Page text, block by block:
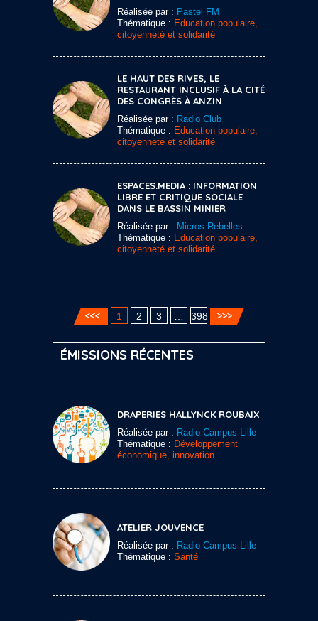
Réalisée par : Pastel FM
Thématique : Education populaire,
citoyenneté et solidarité
LE HAUT DES RIVES, LE
RESTAURANT INCLUSIF À LA CITÉ
DES CONGRÈS À ANZIN
Réalisée par : Radio Club
Thématique : Education populaire,
citoyenneté et solidarité
ESPACES.MEDIA : INFORMATION
LIBRE ET CRITIQUE SOCIALE
DANS LE BASSIN MINIER
Réalisée par : Micros Rebelles
Thématique : Education populaire,
citoyenneté et solidarité
1 2 3 398
ÉMISSIONS RÉCENTES
DRAPERIES HALLYNCK ROUBAIX
Réalisée par : Radio Campus Lille
Thématique : Développement
économique, innovation
ATELIER JOUVENCE
Réalisée par : Radio Campus Lille
Thématique : Santé